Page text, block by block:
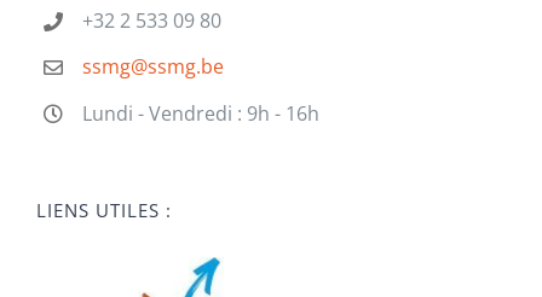
+32 2 533 09 80
ssmg@ssmg.be
Lundi - Vendredi : 9h - 16h
LIENS UTILES :